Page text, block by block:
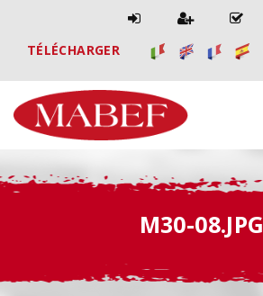
TÉLÉCHARGER
M30-08.JPG